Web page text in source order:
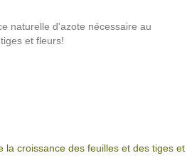
naturelle d'azote nécessaire au
et fleurs!
la croissance des feuilles et des tiges et